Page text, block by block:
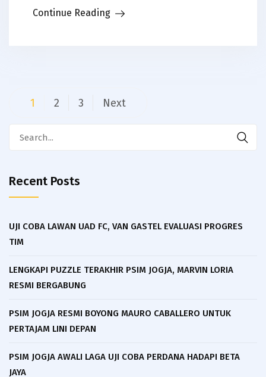
Continue Reading
Posts
1 2 3 Next
Recent Posts
UJI COBA LAWAN UAD FC, VAN GASTEL EVALUASI PROGRES
TIM
LENGKAPI PUZZLE TERAKHIR PSIM JOGJA, MARVIN LORIA
RESMI BERGABUNG
PSIM JOGJA RESMI BOYONG MAURO CABALLERO UNTUK
PERTAJAM LINI DEPAN
PSIM JOGJA AWALI LAGA UJI COBA PERDANA HADAPI BETA
JAYA